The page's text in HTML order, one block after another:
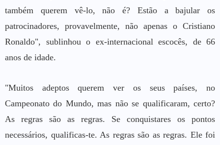
também querem vê-lo, não é? Estão a bajular os
patrocinadores, provavelmente, não apenas o Cristiano
Ronaldo", sublinhou o ex-internacional escocês, de 66
anos de idade.
"Muitos adeptos querem ver os seus países, no
Campeonato do Mundo, mas não se qualificaram, certo?
As regras são as regras. Se conquistares os pontos
necessários, qualificas-te. As regras são as regras. Ele foi